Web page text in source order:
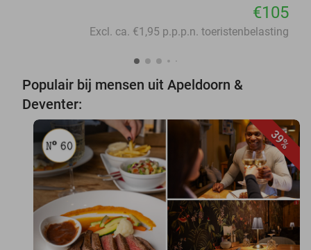
€105
Excl. ca. €1,95 p.p.p.n. toeristenbelasting
Populair bij mensen uit Apeldoorn &
Deventer:
39%